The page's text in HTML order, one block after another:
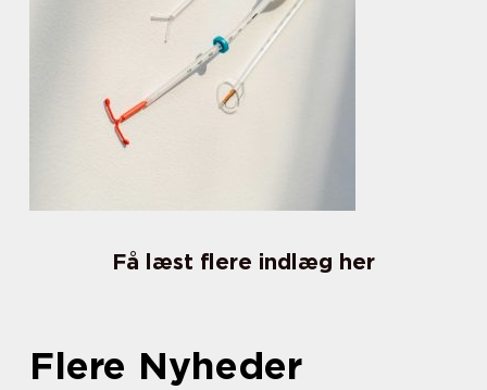
Få læst flere indlæg her
Flere Nyheder